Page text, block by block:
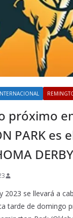
próximo
PARK es
2023 se llevará a
tarde de domingo